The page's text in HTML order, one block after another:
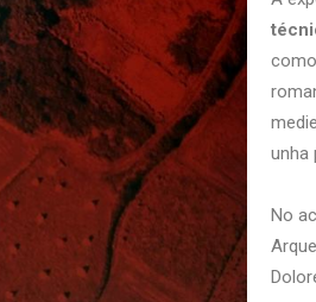
unha
No